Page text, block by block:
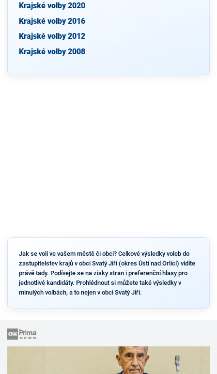
Krajské volby 2020
Krajské volby 2016
Krajské volby 2012
Krajské volby 2008
Jak se volí ve vašem městě či obci? Celkové výsledky voleb do
zastupitelstev krajů v obci Svatý Jiří (okres Ústí nad Orlicí) vidíte
právě tady. Podívejte se na zisky stran i preferenční hlasy pro
jednotlivé kandidáty. Prohlédnout si můžete také výsledky v
minulých volbách, a to nejen v obci Svatý Jiří.